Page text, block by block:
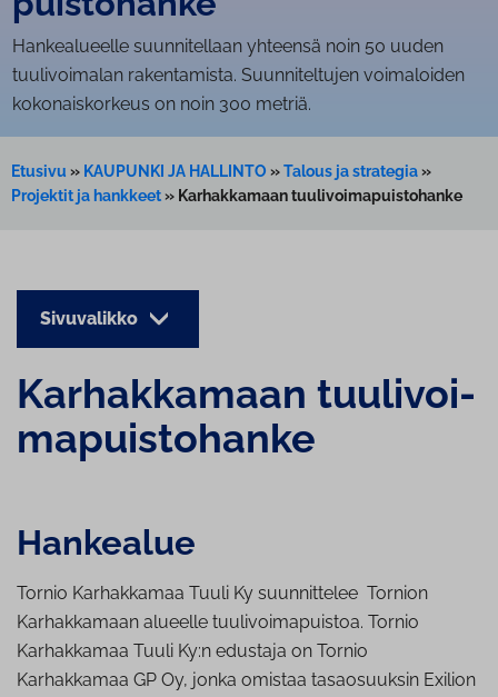
Hankealueelle suunnitellaan yhteensä noin 50 uuden
tuulivoimalan rakentamista. Suunniteltujen voimaloiden
kokonaiskorkeus on noin 300 metriä.
Etusivu » KAUPUNKI JA HALLINTO »Talous ja strategia»
Projektit ja hankkeet» Karhakkamaan tuulivoimapuistohanke
Sivuvalikko
Kar­hak­ka­maan tuu­li­voi­
ma­puis­to­han­ke
Hankealue
Tornio Karhakkamaa Tuuli Ky suunnittelee Tornion
Karhakkamaan alueelle tuulivoimapuistoa. Tornio
Karhakkamaa Tuuli Ky:n edustaja on Tornio
Karhakkamaa GP Oy, jonka omistaa tasaosuuksin Exilion